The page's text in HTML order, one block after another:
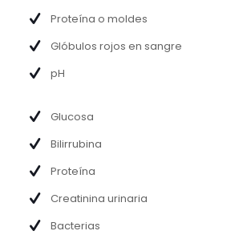
Proteína o moldes
Glóbulos rojos en sangre
pH
Glucosa
Bilirrubina
Proteína
Creatinina urinaria
Bacterias